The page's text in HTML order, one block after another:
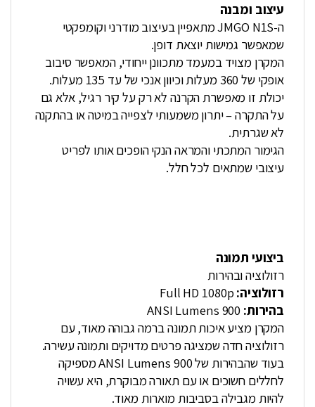
עיצוב ומבנה
ה-JMGO N1S מתאפיין בעיצוב מודרני וקומפקטי
שמאפשר גמישות יוצאת דופן.
המקרן מצויד במעמד מתכוונן ייחודי, המאפשר סיבוב
אופקי של 360 מעלות וכיוון אנכי של עד 135 מעלות.
יכולת זו מאפשרת הקרנה לא רק על קיר רגיל, אלא גם
על התקרה – יתרון משמעותי לצפייה במיטה או בהתקנה
לא שגרתית.
הגימור המתכתי והמראה הנקי הופכים אותו לפריט
עיצובי שמתאים לכל חלל.
ביצועי תמונה
רזולוציה ובהירות
רזולוציה:
בהירות:
המקרן מציע איכות תמונה ברמה גבוהה מאוד, עם
רזולוציה חדה שמציגה פרטים מדויקים ותמונה עשירה.
בעוד שהבהירות של 900 ANSI Lumens מספיקה
לחללים חשוכים או עם תאורה מבוקרת, היא עשויה
להיות מגבילה בסביבות מוארות מאוד.